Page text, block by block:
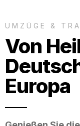
UMZÜGE &
Von
Europa